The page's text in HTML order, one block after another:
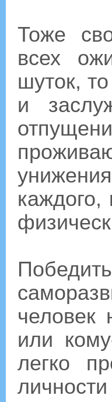
Тоже
всех
шуток,
и
каждого,
человек
или
легко